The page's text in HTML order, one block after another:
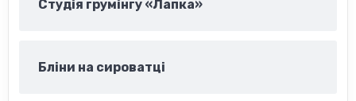
Студія грумінгу «Лапка»
Бліни на сироватці